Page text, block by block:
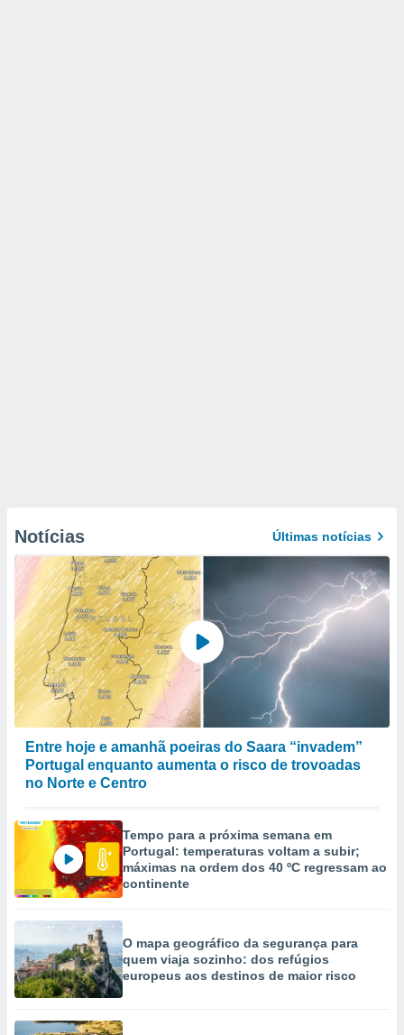
Notícias Últimas notícias
Entre hoje e amanhã poeiras do Saara “invadem”
Portugal enquanto aumenta o risco de trovoadas
no Norte e Centro
Tempo para a próxima semana em
Portugal: temperaturas voltam a subir;
máximas na ordem dos 40 ºC regressam ao
continente
O mapa geográfico da segurança para
quem viaja sozinho: dos refúgios
europeus aos destinos de maior risco